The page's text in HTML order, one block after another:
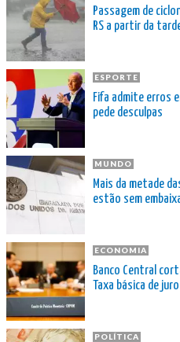
Passagem de
RS a partir da
ESPORTE
Fifa admite erros
pede desculpas
MUNDO
Mais da metade
estão sem
ECONOMIA
Banco Central
Taxa básica de
POLÍTICA